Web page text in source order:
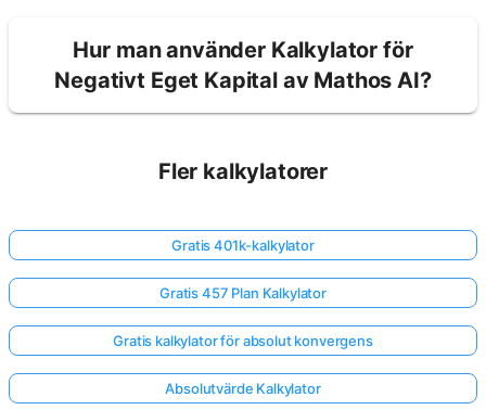
Hur man använder Kalkylator för
Negativt Eget Kapital av Mathos AI?
Fler kalkylatorer
Gratis 401k-kalkylator
Gratis 457 Plan Kalkylator
Gratis kalkylator för absolut konvergens
Absolutvärde Kalkylator